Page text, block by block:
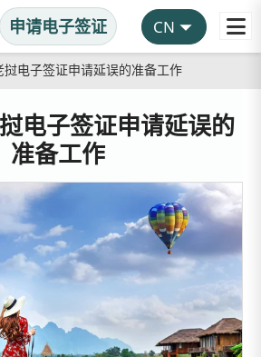
申请电子签证
挝电子签证申请延误的准备工作
电子签证申请延误的
准备工作